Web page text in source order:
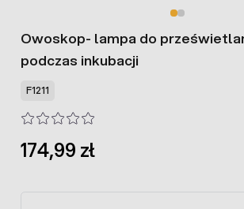
Owoskop- lampa do
podczas inkubacji
F1211
174,99 zł